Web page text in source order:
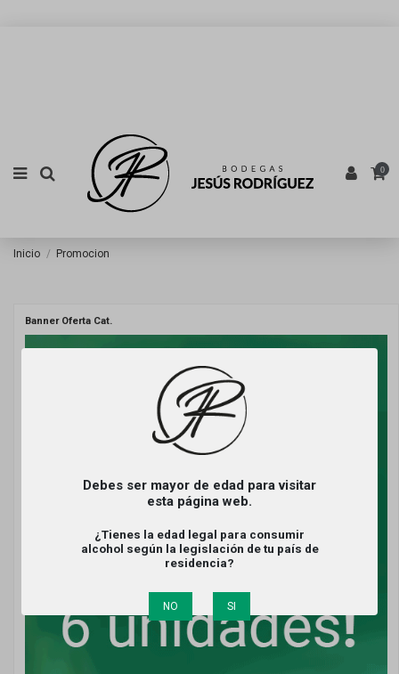
Debes ser mayor de edad para visitar
esta página web.
¿Tienes la edad legal para consumir
alcohol según la legislación de tu país de
residencia?
NO SI
0
Inicio Promocion
Banner Oferta Cat.